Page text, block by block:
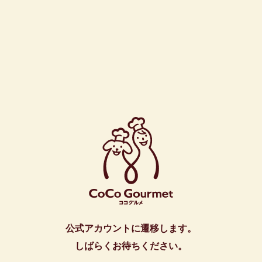
公式アカウントに遷移します。
しばらくお待ちください。